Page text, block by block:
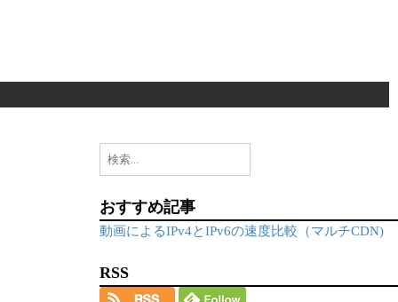
検
おすすめ記事
動画によるIPv4とIPv6の速度比較（マルチCDN)
RSS